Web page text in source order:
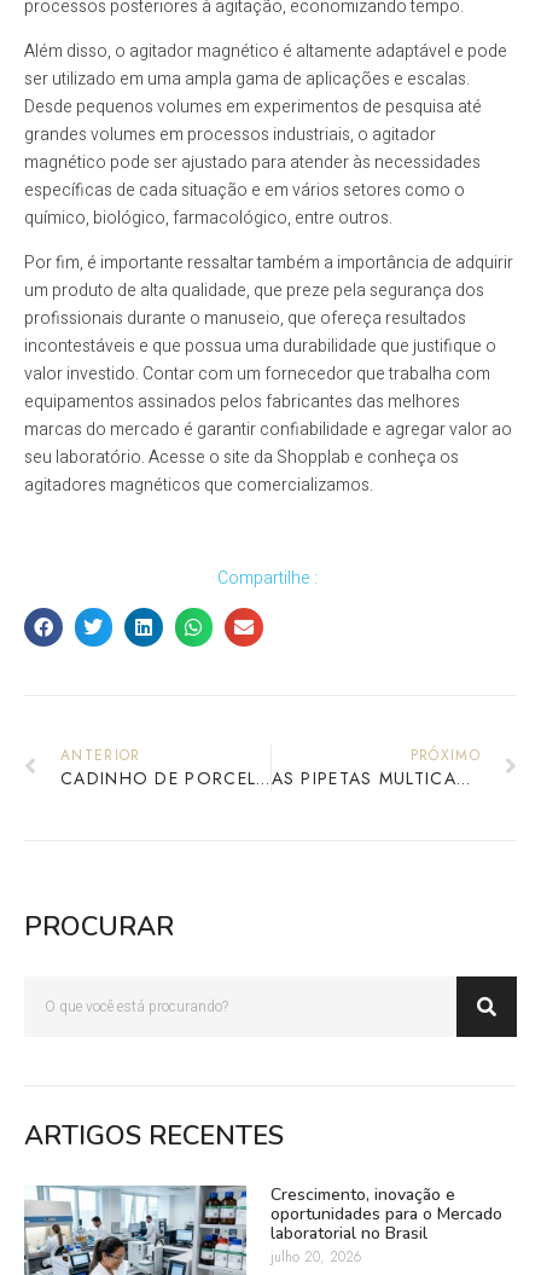
processos posteriores à agitação, economizando tempo.
Além disso, o agitador magnético é altamente adaptável e pode
ser utilizado em uma ampla gama de aplicações e escalas.
Desde pequenos volumes em experimentos de pesquisa até
grandes volumes em processos industriais, o agitador
magnético pode ser ajustado para atender às necessidades
específicas de cada situação e em vários setores como o
químico, biológico, farmacológico, entre outros.
Por fim, é importante ressaltar também a importância de adquirir
um produto de alta qualidade, que preze pela segurança dos
profissionais durante o manuseio, que ofereça resultados
incontestáveis e que possua uma durabilidade que justifique o
valor investido. Contar com um fornecedor que trabalha com
equipamentos assinados pelos fabricantes das melhores
marcas do mercado é garantir confiabilidade e agregar valor ao
seu laboratório. Acesse o site da Shopplab e conheça os
agitadores magnéticos que comercializamos.
Compartilhe :
ANTERIOR
CADINHO DE PORCELANA: USOS, APLICAÇÕES E PROPRIEDADES
PRÓXIMO
AS PIPETAS MULTICANAIS E A REVOLUÇÃO NA PRECISÃO LABORATORIAL
PROCURAR
ARTIGOS RECENTES
Crescimento, inovação e
oportunidades para o Mercado
laboratorial no Brasil
julho 20, 2026